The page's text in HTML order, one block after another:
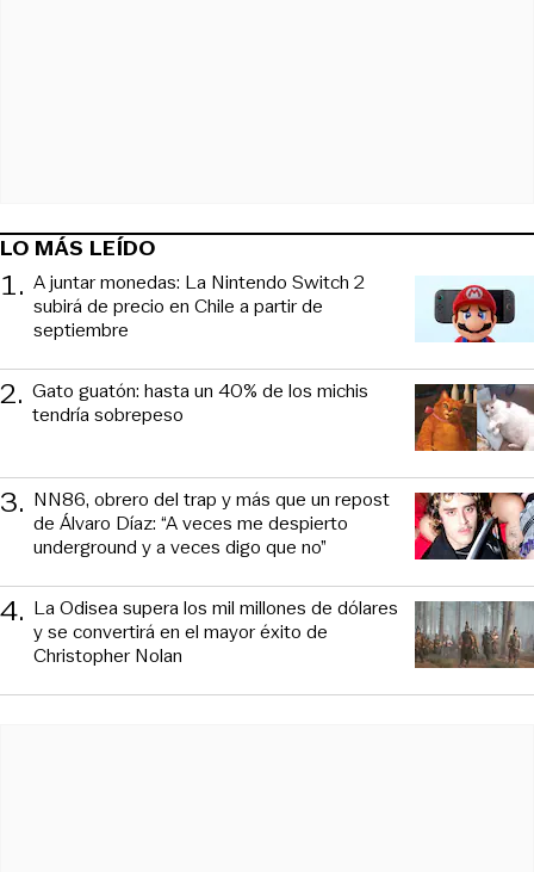
LO MÁS LEÍDO
1. A juntar monedas: La Nintendo Switch 2
subirá de precio en Chile a partir de
septiembre
2. Gato guatón: hasta un 40% de los michis
tendría sobrepeso
3. NN86, obrero del trap y más que un repost
de Álvaro Díaz: “A veces me despierto
underground y a veces digo que no”
4. La Odisea supera los mil millones de dólares
y se convertirá en el mayor éxito de
Christopher Nolan